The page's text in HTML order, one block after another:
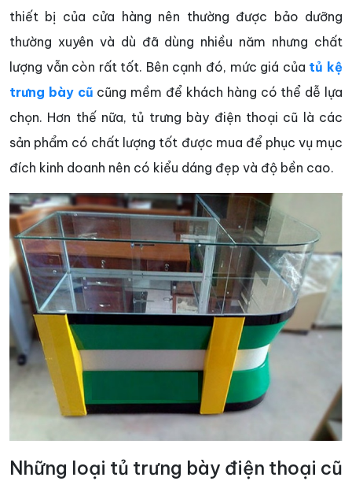
thiết bị của cửa hàng nên thường được bảo dưỡng
thường xuyên và dù đã dùng nhiều năm nhưng chất
lượng vẫn còn rất tốt. Bên cạnh đó, mức giá của tủ kệ
trưng bày cũ cũng mềm để khách hàng có thể dễ lựa
chọn. Hơn thế nữa, tủ trưng bày điện thoại cũ là các
sản phẩm có chất lượng tốt được mua để phục vụ mục
đích kinh doanh nên có kiểu dáng đẹp và độ bền cao.
Những loại tủ trưng bày điện thoại cũ